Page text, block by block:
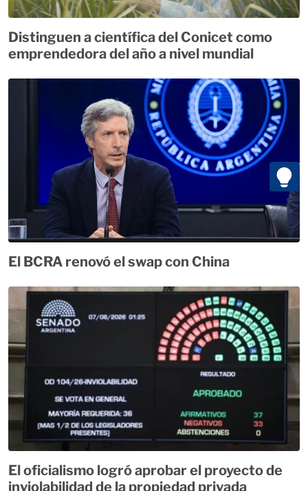
Distinguen a científica del Conicet como
emprendedora del año a nivel mundial
El BCRA renovó el swap con China
El oficialismo logró aprobar el proyecto de
inviolabilidad de la propiedad privada